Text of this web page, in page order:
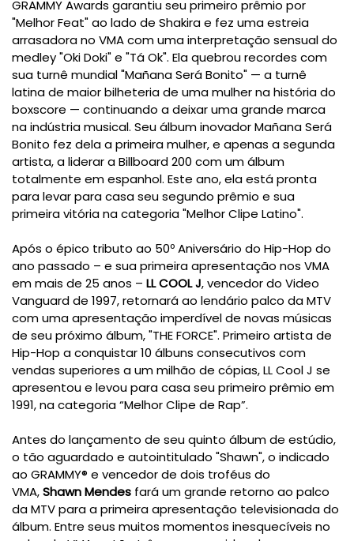
GRAMMY Awards garantiu seu primeiro prêmio por
"Melhor Feat" ao lado de Shakira e fez uma estreia
arrasadora no VMA com uma interpretação sensual do
medley "Oki Doki" e "Tá Ok". Ela quebrou recordes com
sua turnê mundial "Mañana Será Bonito" — a turnê
latina de maior bilheteria de uma mulher na história do
boxscore — continuando a deixar uma grande marca
na indústria musical. Seu álbum inovador Mañana Será
Bonito fez dela a primeira mulher, e apenas a segunda
artista, a liderar a Billboard 200 com um álbum
totalmente em espanhol. Este ano, ela está pronta
para levar para casa seu segundo prêmio e sua
primeira vitória na categoria "Melhor Clipe Latino".
Após o épico tributo ao 50º Aniversário do Hip-Hop do
ano passado – e sua primeira apresentação nos VMA
em mais de 25 anos – LL COOL J, vencedor do Video
Vanguard de 1997, retornará ao lendário palco da MTV
com uma apresentação imperdível de novas músicas
de seu próximo álbum, "THE FORCE". Primeiro artista de
Hip-Hop a conquistar 10 álbuns consecutivos com
vendas superiores a um milhão de cópias, LL Cool J se
apresentou e levou para casa seu primeiro prêmio em
1991, na categoria “Melhor Clipe de Rap”.
Antes do lançamento de seu quinto álbum de estúdio,
o tão aguardado e autointitulado "Shawn", o indicado
ao GRAMMY® e vencedor de dois troféus do
VMA,Shawn Mendes fará um grande retorno ao palco
da MTV para a primeira apresentação televisionada do
álbum. Entre seus muitos momentos inesquecíveis no